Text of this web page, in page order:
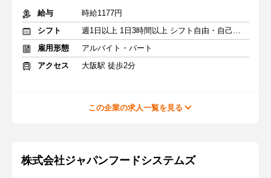
給与
時給1177円
シフト
週1日以上 1日3時間以上 シフト自由・自己申告
雇用形態
アルバイト・パート
アクセス
大阪駅 徒歩2分
この企業の求人一覧を見る
株式会社ジャパンフードシステムズ